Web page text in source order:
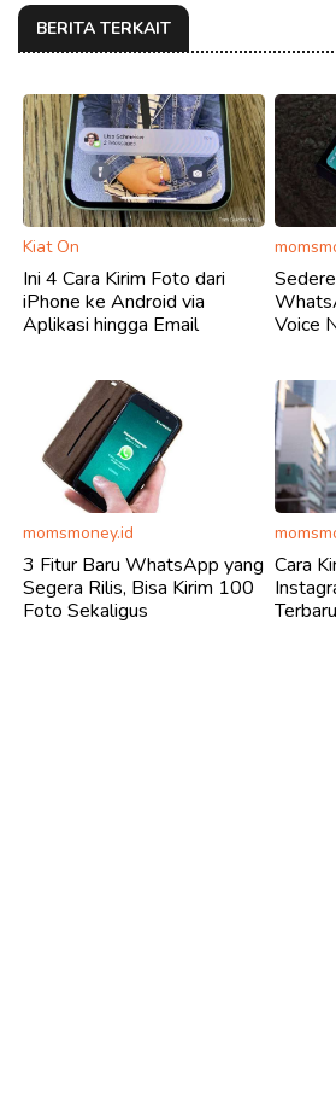
BERITA TERKAIT
Kiat On
Ini 4 Cara Kirim Foto dari
iPhone ke Android via
Aplikasi hingga Email
Voice
momsmoney.id
3 Fitur Baru WhatsApp yang
Segera Rilis, Bisa Kirim 100
Foto Sekaligus
Cara